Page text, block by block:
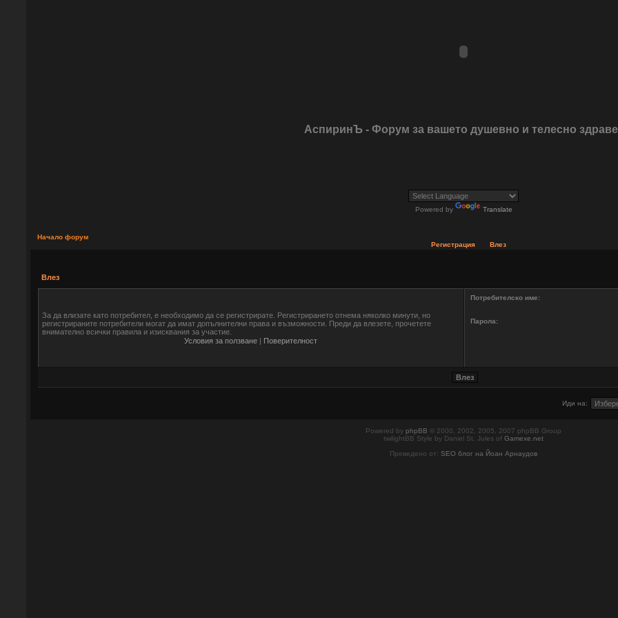
АспиринЪ - Форум за вашето душевно и телесно здраве
Powered by Translate
Начало форум
Регистрация
Влез
Влез
За да влизате като потребител, е необходимо да се регистрирате. Регистрирането отнема няколко минути, но
регистрираните потребители могат да имат допълнителни права и възможности. Преди да влезете, прочетете
внимателно всички правила и изисквания за участие.
Условия за ползване | Поверителност
Потребителско име:
Парола:
Иди на:
Powered by phpBB © 2000, 2002, 2005, 2007 phpBB Group
twilightBB Style by Daniel St. Jules of Gamexe.net
Преведено от: SEO блог на Йоан Арнаудов